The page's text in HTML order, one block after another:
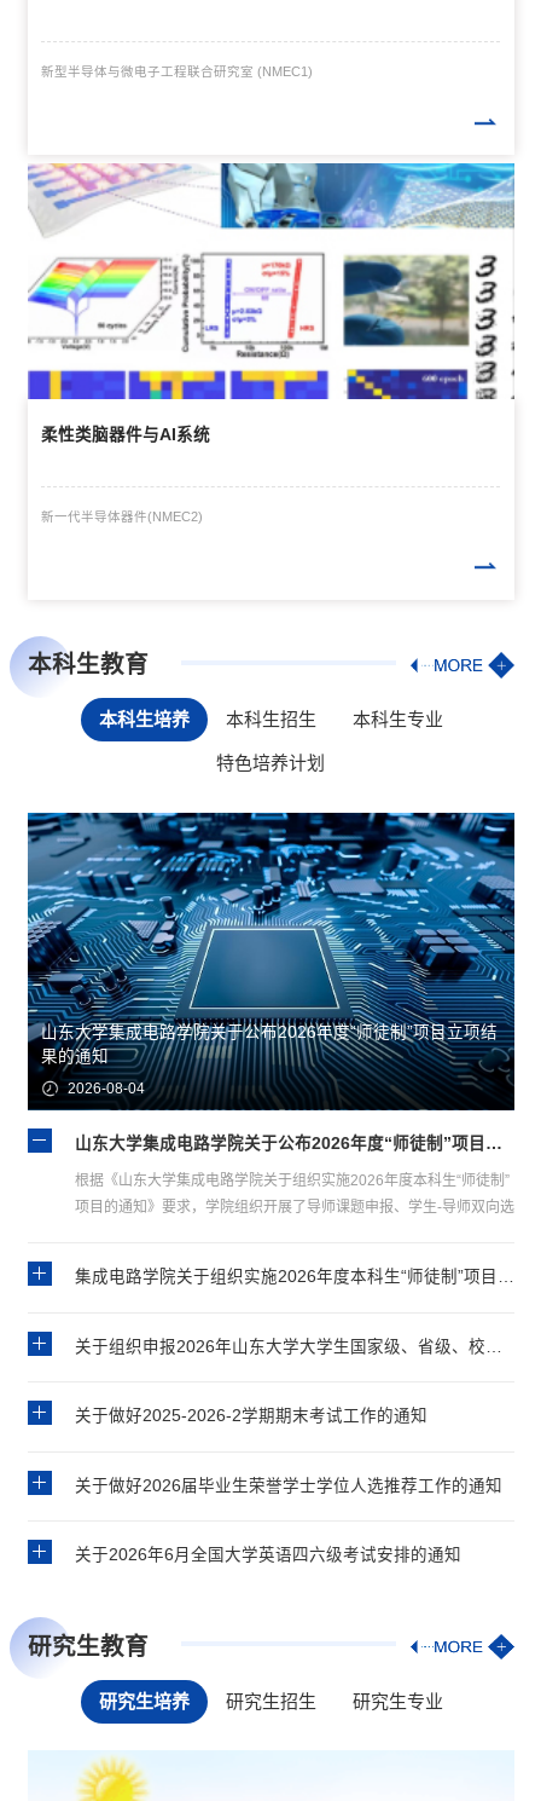
新型半导体与微电子工程联合研究室 (NMEC1)
柔性类脑器件与AI系统
新一代半导体器件(NMEC2)
本科生教育
本科生培养 本科生招生 本科生专业
特色培养计划
山东大学集成电路学院关于公布2026年度“师徒制”项目立项结
果的通知
2026-08-04
山东大学集成电路学院关于公布2026年度“师徒制”项目立项结果的通知
根据《山东大学集成电路学院关于组织实施2026年度本科生“师徒制”
项目的通知》要求，学院组织开展了导师课题申报、学生-导师双向选
在老师的指导下高效高质量地完成科研任务。山东大学集成电路学院
集成电路学院关于组织实施2026年度本科生“师徒制”项目的通知
关于做好2025-2026-2学期期末考试工作的通知
关于做好2026届毕业生荣誉学士学位人选推荐工作的通知
关于2026年6月全国大学英语四六级考试安排的通知
研究生教育
研究生培养 研究生招生 研究生专业